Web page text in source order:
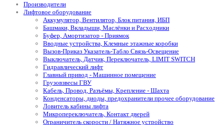
Производители
Лифтовое оборудование
Аккумулятор, Вентилятор, Блок питания, ИБП
Башмаки, Вкладыши, Маслёнки и Расходники
Буфер, Амортизатор - Приямок
Вводные устройства, Клемные этажные коробки
Вызов-Приказ Указатель-Табло Связь-Освещение
Выключатель, Датчик, Переключатель, LIMIT SWITCH
Гидравлический лифт
Главный привод - Машинное помещение
Грузовзвесы ГВУ
Кабель, Провод, Разъёмы, Крепление - Шахта
Конденсаторы, диоды, предохранители прочее оборудование
Ловитель кабины лифта
Микропереключатель, Контакт дверей
Ограничитель скорости / Натяжное устройство